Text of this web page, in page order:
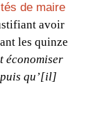
de maire
avoir
les quinze
économiser
qu’[il]